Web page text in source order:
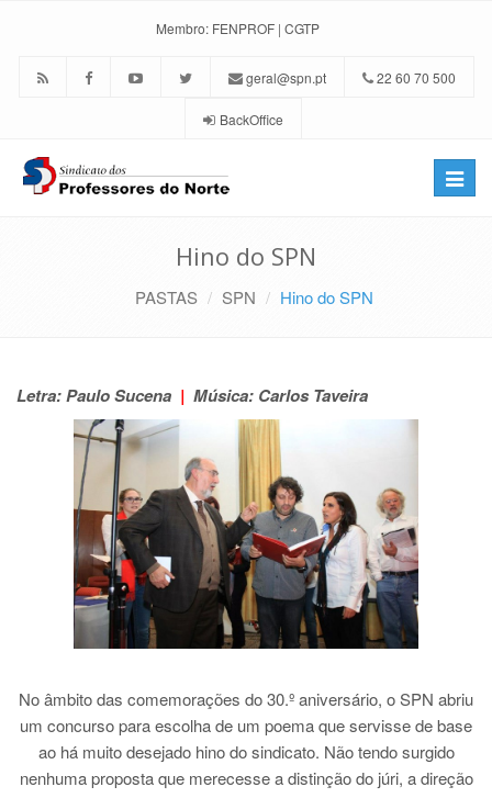
Membro: FENPROF | CGTP
geral@spn.pt 22 60 70 500
BackOffice
Toggle
Hino do SPN
PASTAS SPN Hino do SPN
Letra: Paulo Sucena | Música: Carlos Taveira
No âmbito das comemorações do 30.º aniversário, o SPN abriu
um concurso para escolha de um poema que servisse de base
ao há muito desejado hino do sindicato. Não tendo surgido
nenhuma proposta que merecesse a distinção do júri, a direção